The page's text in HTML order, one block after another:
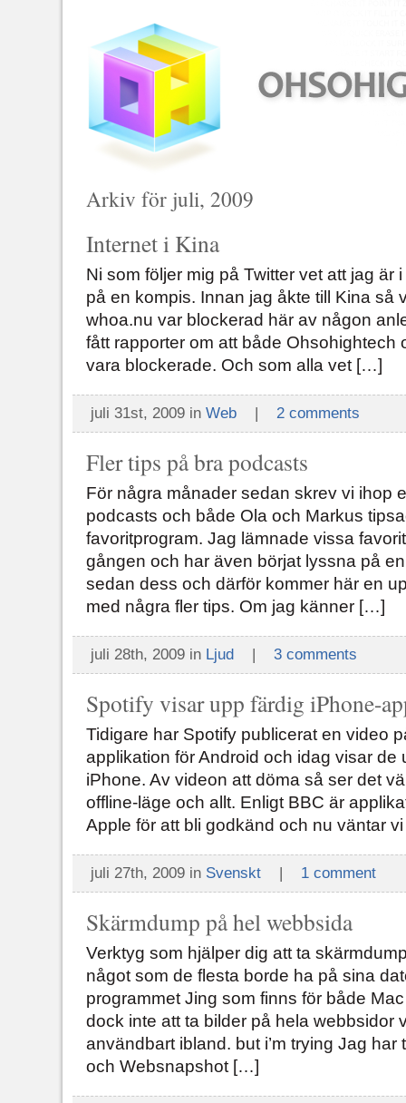
Arkiv för juli, 2009
Internet i Kina
Ni som följer mig på Twitter vet att jag är
på en kompis. Innan jag åkte till Kina så
whoa.nu var blockerad här av någon
fått rapporter om att både Ohsohightech
vara blockerade. Och som alla vet […]
juli 31st, 2009 in Web | 2 comments
Fler tips på bra podcasts
För några månader sedan skrev vi ihop
podcasts och både Ola och Markus
favoritprogram. Jag lämnade vissa
gången och har även börjat lyssna på
sedan dess och därför kommer här en
med några fler tips. Om jag känner […]
juli 28th, 2009 in Ljud | 3 comments
Spotify visar upp färdig iPhone-
Tidigare har Spotify publicerat en video
applikation för Android och idag visar de
iPhone. Av videon att döma så ser det
offline-läge och allt. Enligt BBC är
Apple för att bli godkänd och nu väntar
juli 27th, 2009 in Svenskt | 1 comment
Skärmdump på hel webbsida
Verktyg som hjälper dig att ta
något som de flesta borde ha på sina
programmet Jing som finns för både
dock inte att ta bilder på hela webbsidor
användbart ibland. but i’m trying Jag
och Websnapshot […]